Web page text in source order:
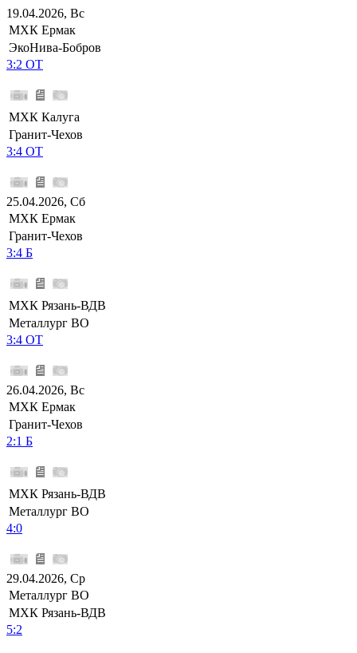
19.04.2026, Вс
МХК Ермак
ЭкоНива-Бобров
3:2 ОТ
МХК Калуга
Гранит-Чехов
3:4 ОТ
25.04.2026, Сб
МХК Ермак
Гранит-Чехов
3:4 Б
МХК Рязань-ВДВ
Металлург ВО
3:4 ОТ
26.04.2026, Вс
МХК Ермак
Гранит-Чехов
2:1 Б
МХК Рязань-ВДВ
Металлург ВО
4:0
29.04.2026, Ср
Металлург ВО
МХК Рязань-ВДВ
5:2